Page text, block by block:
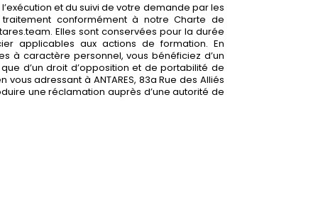
et du suivi de votre demande par les
conformément à notre Charte de
Elles sont conservées pour la durée
applicables aux actions de formation. En
à caractère personnel, vous bénéficiez d’un
d’un droit d’opposition et de portabilité de
adressant à ANTARES, 83a Rue des Alliés
une réclamation auprès d’une autorité de